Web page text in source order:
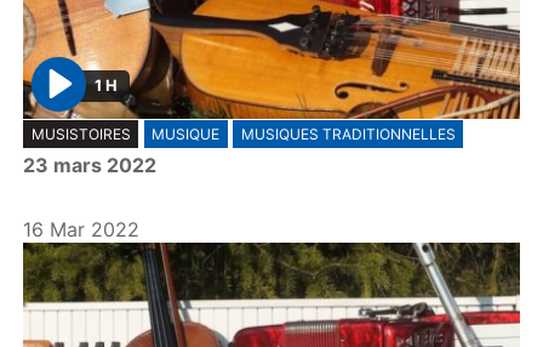
P
l
a
1 H
MUSISTOIRES MUSIQUE MUSIQUES TRADITIONNELLES
23 mars 2022
16 Mar 2022